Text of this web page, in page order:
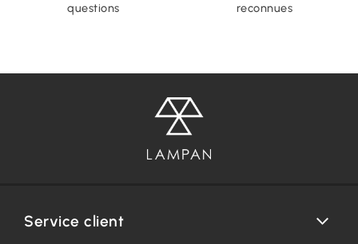
questions
reconnues
Service client